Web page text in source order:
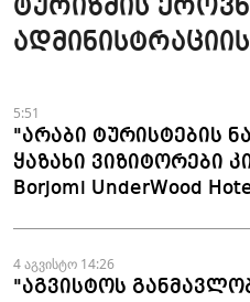
ტურიზმის
მომზადდა
5:51
"არაბი ტურისტების
ყაზახი ვიზიტორები
Borjomi UnderWood
4 აგვისტო 14:26
"აგვისტოს